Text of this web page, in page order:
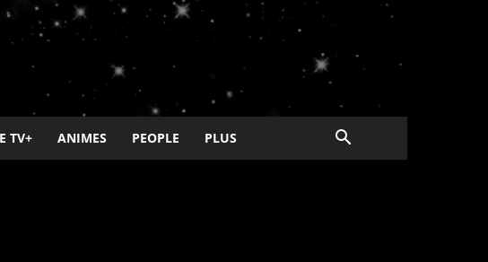
TV+ ANIMES PEOPLE PLUS